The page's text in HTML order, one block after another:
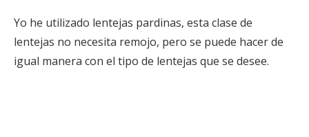
Yo he utilizado lentejas pardinas, esta clase de
lentejas no necesita remojo, pero se puede hacer de
igual manera con el tipo de lentejas que se desee.